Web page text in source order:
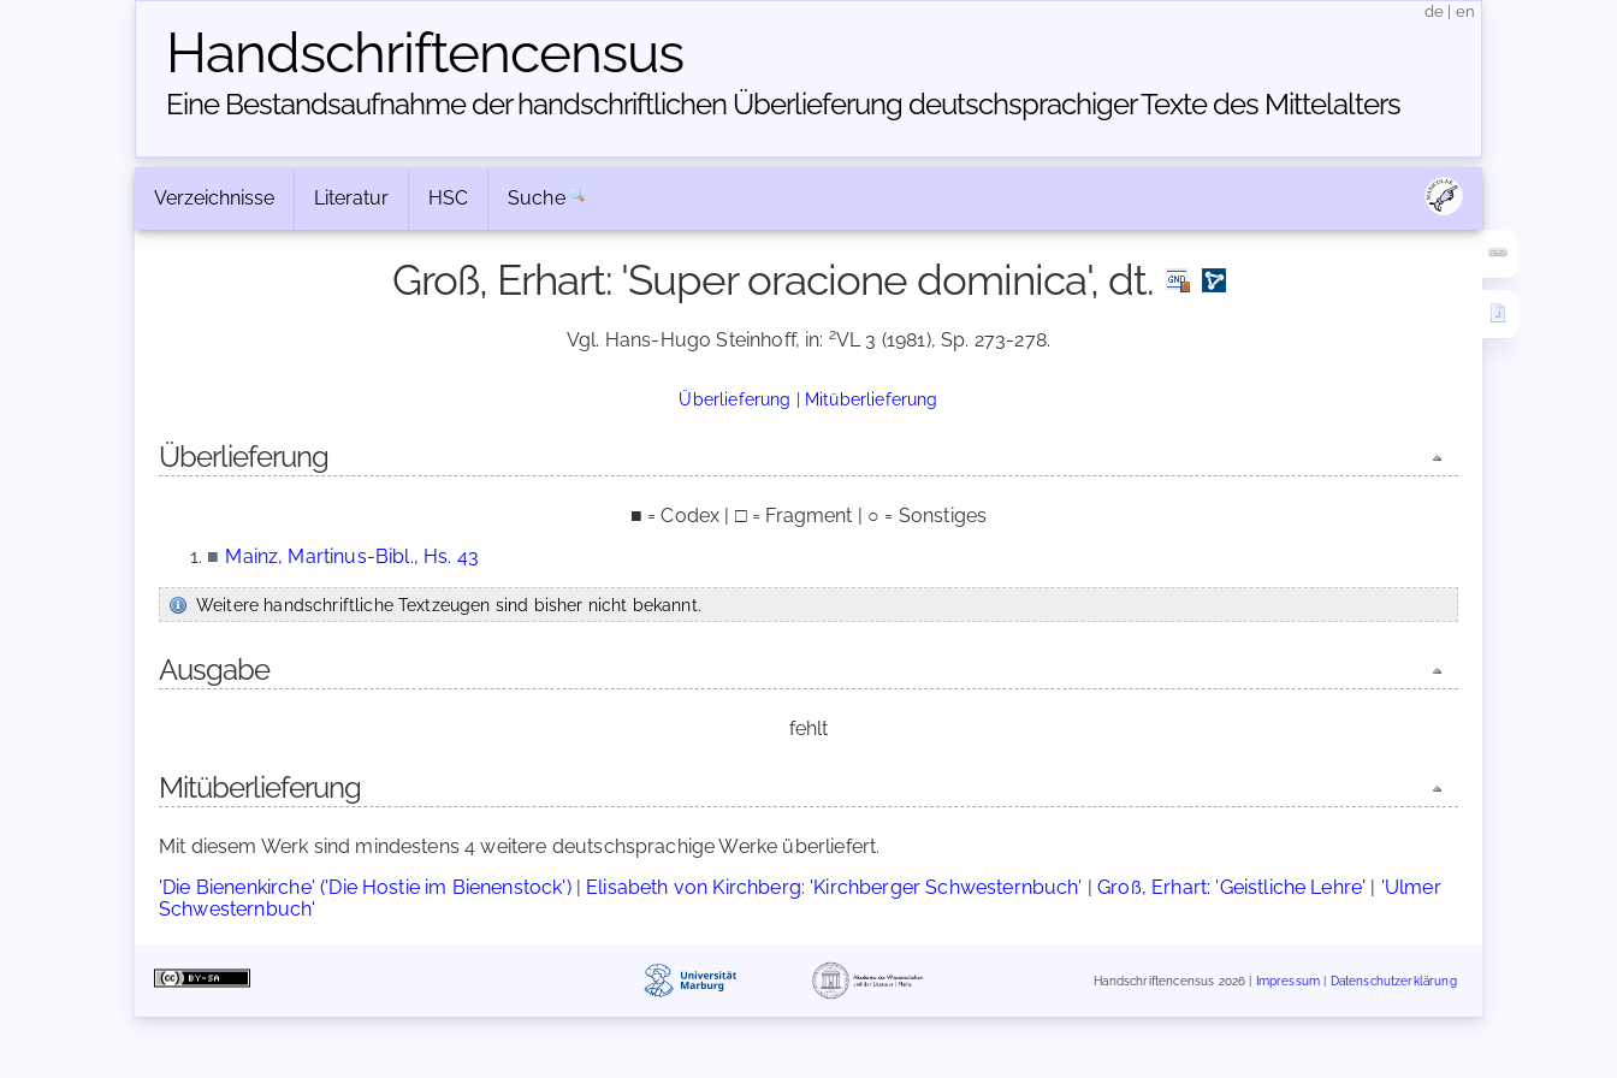
Handschriften­census
Eine Bestandsaufnahme der handschriftlichen Über­lieferung deutschsprachiger Texte des Mittelalters
de en
Verzeichnisse Literatur HSC Suche
Groß, Erhart: 'Super oracione dominica', dt.
Vgl. Hans-Hugo Steinhoff, in: 2VL 3 (1981), Sp. 273-278.
Überlieferung | Mitüberlieferung
Überlieferung
■ = Codex | □ = Fragment | ○ = Sonstiges
■ Mainz, Martinus-Bibl., Hs. 43
Weitere handschriftliche Textzeugen sind bisher nicht bekannt.
Ausgabe
fehlt
Mitüberlieferung
Mit diesem Werk sind mindestens 4 weitere deutschsprachige Werke überliefert.
'Die Bienenkirche' ('Die Hostie im Bienenstock')| Elisabeth von Kirchberg: 'Kirchberger Schwesternbuch' |Groß, Erhart: 'Geistliche Lehre' | 'Ulmer
Schwesternbuch'
Handschriftencensus 2026 | Impressum Datenschutzerklärung